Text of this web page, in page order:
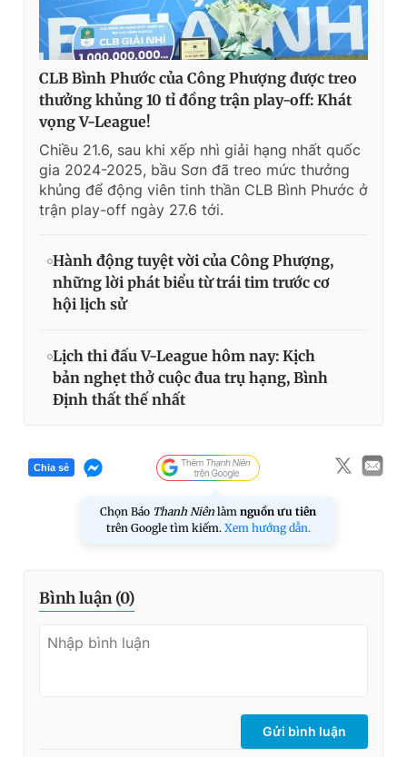
CLB Bình Phước của Công Phượng được treo
thưởng khủng 10 tỉ đồng trận play-off: Khát
vọng V-League!
Chiều 21.6, sau khi xếp nhì giải hạng nhất quốc
gia 2024-2025, bầu Sơn đã treo mức thưởng
khủng để động viên tinh thần CLB Bình Phước ở
trận play-off ngày 27.6 tới.
Hành động tuyệt vời của Công Phượng,
những lời phát biểu từ trái tim trước cơ
hội lịch sử
Lịch thi đấu V-League hôm nay: Kịch
bản nghẹt thở cuộc đua trụ hạng, Bình
Định thất thế nhất
Chia sẻ
Chọn Báo Thanh Niên làm nguồn ưu tiên
trên Google tìm kiếm. Xem hướng dẫn.
Bình luận (0)
Gửi bình luận